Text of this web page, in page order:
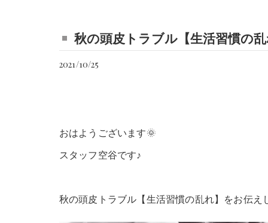
秋の頭皮トラブル【生活習慣の
2021/10/25
おはようございます🌞
スタッフ空谷です♪
秋の頭皮トラブル【生活習慣の乱れ】をお伝え